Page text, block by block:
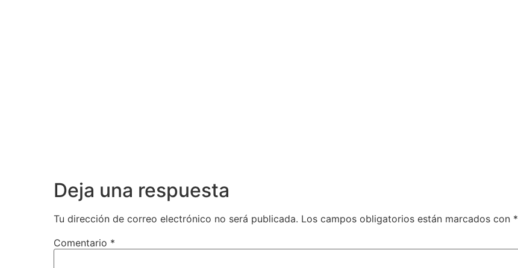
Deja una respuesta
Tu dirección de correo electrónico no será publicada. Los campos obligatorios están marcados con *
Comentario *